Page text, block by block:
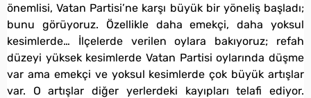
önemlisi, Vatan Partisi’ne karşı büyük bir yöneliş başladı;
bunu görüyoruz. Özellikle daha emekçi, daha yoksul
kesimlerde… İlçelerde verilen oylara bakıyoruz; refah
düzeyi yüksek kesimlerde Vatan Partisi oylarında düşme
var ama emekçi ve yoksul kesimlerde çok büyük artışlar
var. O artışlar diğer yerlerdeki kayıpları telafi ediyor.